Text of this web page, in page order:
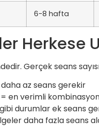
6-8 hafta
Herkese
Gerçek seans
daha az seans gerekir
= en verimli
gibi durumlar ek seans
daha fazla seans